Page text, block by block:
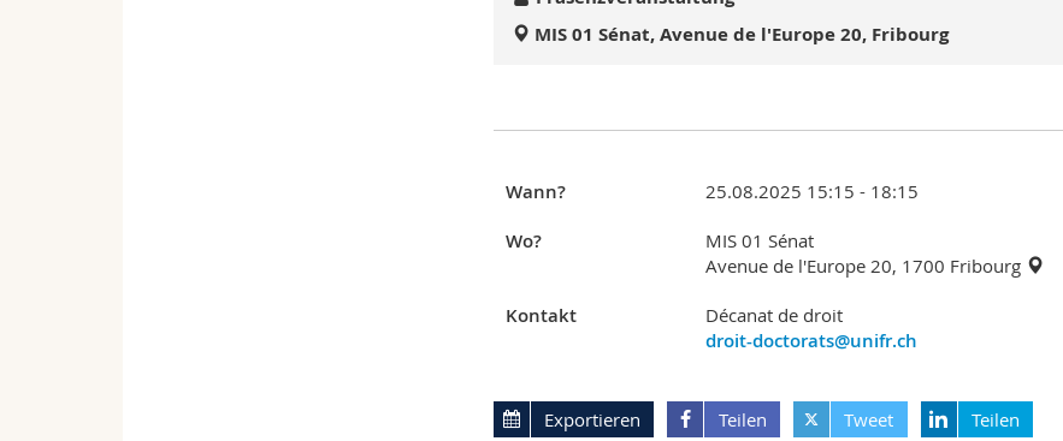
MIS 01 Sénat, Avenue de l'Europe 20, Fribourg
Wann? 25.08.2025 15:15 - 18:15
Wo?
MIS 01 Sénat
Avenue de l'Europe 20, 1700 Fribourg
Kontakt Décanat de droit
droit-doctorats@unifr.ch
Exportieren Teilen Tweet Teilen